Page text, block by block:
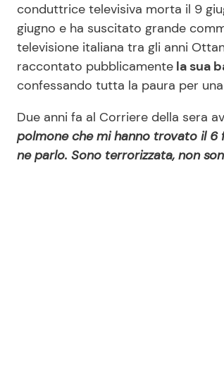
conduttrice televisiva morta il 9
giugno e ha suscitato grande
televisione italiana tra gli anni
raccontato pubblicamente la sua
confessando tutta la paura per
Due anni fa al Corriere della sera
polmone che mi hanno trovato il
ne parlo. Sono terrorizzata, non